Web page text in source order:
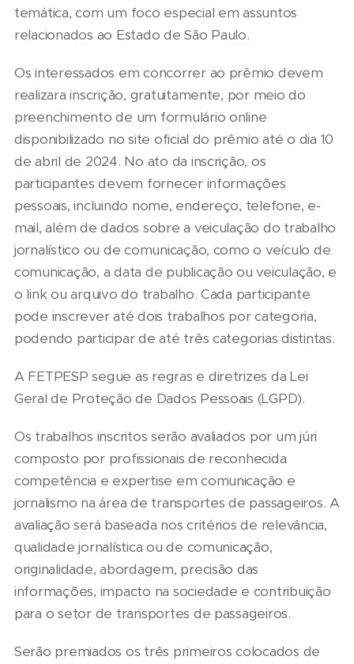
temática, com um foco especial em assuntos
relacionados ao Estado de São Paulo.
Os interessados em concorrer ao prêmio devem
realizara inscrição, gratuitamente, por meio do
preenchimento de um formulário online
disponibilizado no site oficial do prêmio até o dia 10
de abril de 2024. No ato da inscrição, os
participantes devem fornecer informações
pessoais, incluindo nome, endereço, telefone, e-
mail, além de dados sobre a veiculação do trabalho
jornalístico ou de comunicação, como o veículo de
comunicação, a data de publicação ou veiculação, e
o link ou arquivo do trabalho. Cada participante
pode inscrever até dois trabalhos por categoria,
podendo participar de até três categorias distintas.
A FETPESP segue as regras e diretrizes da Lei
Geral de Proteção de Dados Pessoais (LGPD).
Os trabalhos inscritos serão avaliados por um júri
composto por profissionais de reconhecida
competência e expertise em comunicação e
jornalismo na área de transportes de passageiros. A
avaliação será baseada nos critérios de relevância,
qualidade jornalística ou de comunicação,
originalidade, abordagem, precisão das
informações, impacto na sociedade e contribuição
para o setor de transportes de passageiros.
Serão premiados os três primeiros colocados de